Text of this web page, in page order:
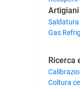
Saldatura
Gas
Ricerca
Coltura